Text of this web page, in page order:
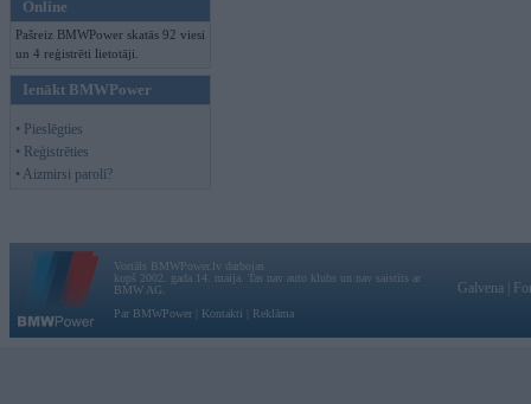
Online
Pašreiz BMWPower skatās 92 viesi
un 4 reģistrēti lietotāji.
Ienākt BMWPower
• Pieslēgties
• Reģistrēties
• Aizmirsi paroli?
Vortāls BMWPower.lv darbojas
kopš 2002. gada 14. maija. Tas nav auto klubs un nav saistīts ar
BMW AG.
Par BMWPower
Kontakti Reklāma
Galvena